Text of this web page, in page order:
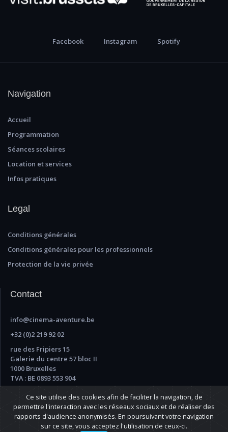
Ce site utilise des cookies afin de faciliter la navigation, de
permettre l'interaction avec les réseaux sociaux et de réaliser des
rapports d'audience anonymisés. En poursuivant votre navigation
sur ce site, vous acceptez l'utilisation de ceux-ci.
Facebook Instagram Spotify
Navigation
Accueil
Programmation
Séances scolaires
Location et services
Infos pratiques
Legal
Conditions générales
Conditions générales pour les professionnels
Protection de la vie privée
Contact
info@cinema-aventure.be
+32 (0)2 219 92 02
rue des Fripiers 15
Galerie du centre 57 bloc II
1000 Bruxelles
TVA : BE 0893 553 904